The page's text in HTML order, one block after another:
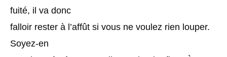
fuité, il va donc
falloir rester à l’affût si vous ne voulez rien louper.
Soyez-en